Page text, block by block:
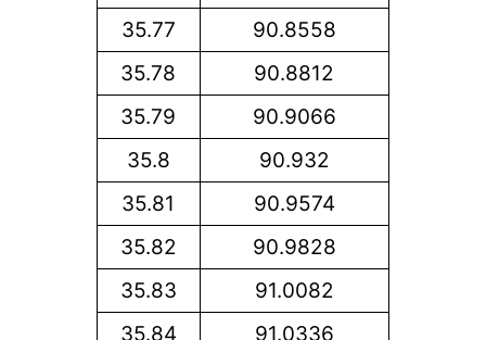
35.77
90.8558
35.78
90.8812
35.79
90.9066
35.8
90.932
35.81
90.9574
35.82
90.9828
35.83
91.0082
35.84
91.0336